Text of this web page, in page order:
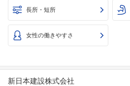
長所・短所
女性の働きやすさ
新日本建設株式会社